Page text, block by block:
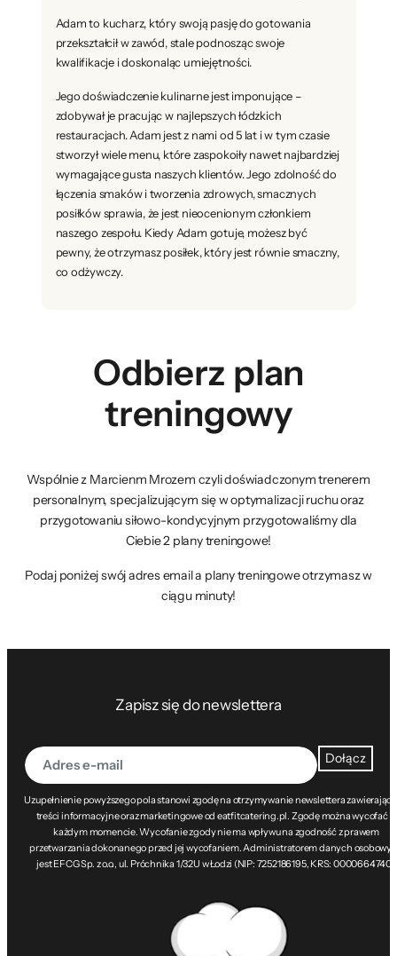
Adam to kucharz, który swoją pasję do gotowania
przekształcił w zawód, stale podnosząc swoje
kwalifikacje i doskonaląc umiejętności.
Jego doświadczenie kulinarne jest imponujące –
zdobywał je pracując w najlepszych łódzkich
restauracjach. Adam jest z nami od 5 lat i w tym czasie
stworzył wiele menu, które zaspokoiły nawet najbardziej
wymagające gusta naszych klientów. Jego zdolność do
łączenia smaków i tworzenia zdrowych, smacznych
posiłków sprawia, że jest nieocenionym członkiem
naszego zespołu. Kiedy Adam gotuje, możesz być
pewny, że otrzymasz posiłek, który jest równie smaczny,
co odżywczy.
Odbierz plan
treningowy
Wspólnie z Marcienm Mrozem czyli doświadczonym trenerem
personalnym, specjalizującym się w optymalizacji ruchu oraz
przygotowaniu siłowo-kondycyjnym przygotowaliśmy dla
Ciebie 2 plany treningowe!
Podaj poniżej swój adres email a plany treningowe otrzymasz w
ciągu minuty!
Zapisz się do newslettera
Uzupełnienie powyższego pola stanowi zgodę na otrzymywanie newslettera
treści informacyjne oraz marketingowe od eatfitcatering.pl. Zgodę można wycofać w
każdym momencie. Wycofanie zgody nie ma wpływu na zgodność z prawem
przetwarzania dokonanego przed jej wycofaniem. Administratorem danych
jest EFCG Sp. z o.o., ul. Próchnika 1/32U w Łodzi (NIP: 7252186195, KRS: 0000664740).
Dołącz